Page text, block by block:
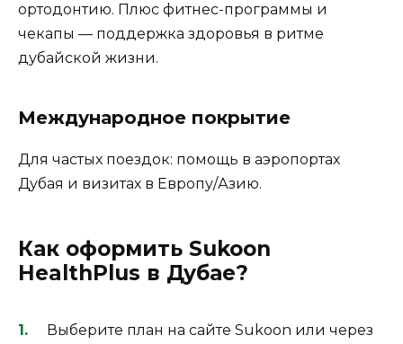
ортодонтию. Плюс фитнес-программы и
чекапы — поддержка здоровья в ритме
дубайской жизни.
Международное покрытие
Для частых поездок: помощь в аэропортах
Дубая и визитах в Европу/Азию.
Как оформить Sukoon
HealthPlus в Дубае?
Выберите план на сайте Sukoon или через